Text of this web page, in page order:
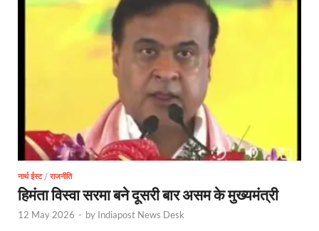
UP Ayush App: योगी सरकार जल्द लांच करेगी आयुष एप,
CM Yogi Gift: मुख्यमंत्री योगी आदित्यनाथ ने लघु व सीमांत
River Drone Survey Model: सीएम योगी के रिवर ड्रोन
Yuwa Sahkar Sammelan: मुख्यमंत्री ने डीएम वाराणसी
Delhi Air Pollution: फेफड़ों के लिए कितनी खतरनाक हुई
Save Aravali Movement: क्या है अरावली की नई
UP Cough Syrup Issue: कोडीन युक्त कफ सिरप मामले
UP Road Safty: सड़क सुरक्षा के लिए मुख्यमंत्री का 4-ई
नार्थ ईस्ट/ राजनीति
हिमंता विस्वा सरमा बने दूसरी बार असम के मुख्यमंत्री
12 May 2026 - by Indiapost News Desk